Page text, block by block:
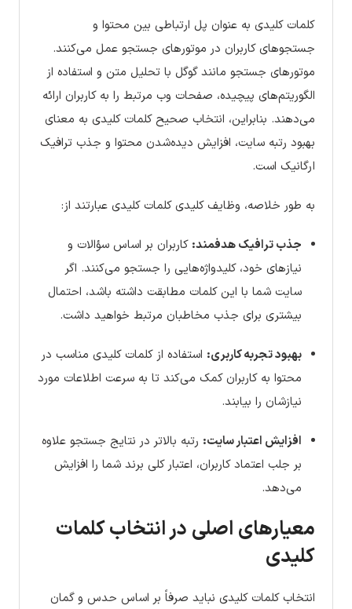
کلمات کلیدی به عنوان پل ارتباطی بین محتوا و
جستجوهای کاربران در موتورهای جستجو عمل می‌کنند.
موتورهای جستجو مانند گوگل با تحلیل متن و استفاده از
الگوریتم‌های پیچیده، صفحات وب مرتبط را به کاربران ارائه
می‌دهند. بنابراین، انتخاب صحیح کلمات کلیدی به معنای
بهبود رتبه سایت، افزایش دیده‌شدن محتوا و جذب ترافیک
ارگانیک است.
به طور خلاصه، وظایف کلیدی کلمات کلیدی عبارتند از:
جذب ترافیک هدفمند: کاربران بر اساس سؤالات و
نیازهای خود، کلیدواژه‌هایی را جستجو می‌کنند. اگر
سایت شما با این کلمات مطابقت داشته باشد، احتمال
بیشتری برای جذب مخاطبان مرتبط خواهید داشت.
بهبود تجربه کاربری: استفاده از کلمات کلیدی مناسب در
محتوا به کاربران کمک می‌کند تا به سرعت اطلاعات مورد
نیازشان را بیابند.
افزایش اعتبار سایت: رتبه بالاتر در نتایج جستجو علاوه
بر جلب اعتماد کاربران، اعتبار کلی برند شما را افزایش
می‌دهد.
معیارهای اصلی در انتخاب کلمات
کلیدی
انتخاب کلمات کلیدی نباید صرفاً بر اساس حدس و گمان